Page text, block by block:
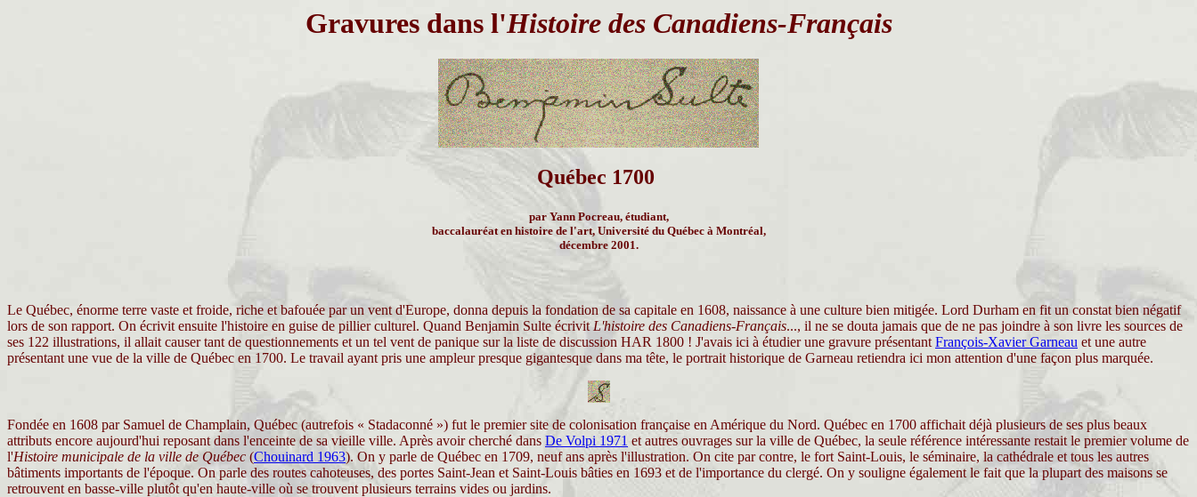
Gravures dans l'Histoire des Canadiens-Français
Québec 1700
par Yann Pocreau, étudiant,
baccalauréat en histoire de l'art, Université du Québec à Montréal,
décembre 2001.
Le Québec, énorme terre vaste et froide, riche et bafouée par un vent d'Europe, donna depuis la fondation de sa capitale en 1608, naissance à une culture bien mitigée. Lord Durham en fit un constat bien négatif
lors de son rapport. On écrivit ensuite l'histoire en guise de pillier culturel. Quand Benjamin Sulte écrivitL'histoire des Canadiens-Français..., il ne se douta jamais que de ne pas joindre à son livre les sources de
ses 122 illustrations, il allait causer tant de questionnements et un tel vent de panique sur la liste de discussion HAR 1800 ! J'avais ici à étudier une gravure présentant François-Xavier Garneau et une autre
présentant une vue de la ville de Québec en 1700. Le travail ayant pris une ampleur presque gigantesque dans ma tête, le portrait historique de Garneau retiendra ici mon attention d'une façon plus marquée.
Fondée en 1608 par Samuel de Champlain, Québec (autrefois « Stadaconné ») fut le premier site de colonisation française en Amérique du Nord. Québec en 1700 affichait déjà plusieurs de ses plus beaux
attributs encore aujourd'hui reposant dans l'enceinte de sa vieille ville. Après avoir cherché dans De Volpi 1971 et autres ouvrages sur la ville de Québec, la seule référence intéressante restait le premier volume de
l'Histoire municipale de la ville de Québec (Chouinard 1963). On y parle de Québec en 1709, neuf ans après l'illustration. On cite par contre, le fort Saint-Louis, le séminaire, la cathédrale et tous les autres
bâtiments importants de l'époque. On parle des routes cahoteuses, des portes Saint-Jean et Saint-Louis bâties en 1693 et de l'importance du clergé. On y souligne également le fait que la plupart des maisons se
retrouvent en basse-ville plutôt qu'en haute-ville où se trouvent plusieurs terrains vides ou jardins.